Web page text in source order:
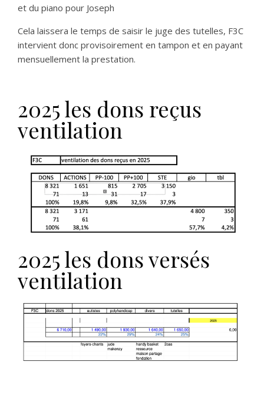
et du piano pour Joseph
Cela laissera le temps de saisir le juge des tutelles, F3C
intervient donc provisoirement en tampon et en payant
mensuellement la prestation.
2025 les dons reçus
ventilation
2025 les dons versés
ventilation